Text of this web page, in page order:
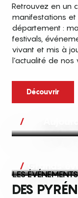
Retrouvez en un
manifestations et
département :
festivals,
vivant et mis à
l’actualité de nos
Découvrir
Grands
LES ÉVÉNEMENTS
DES